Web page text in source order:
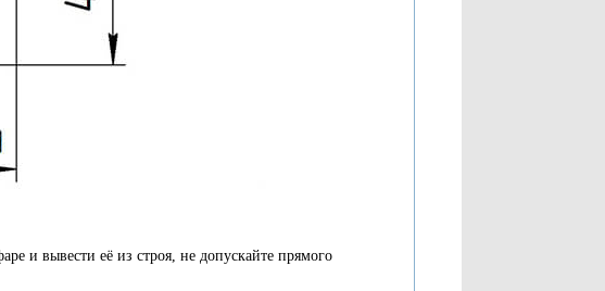
и вывести её из строя, не допускайте прямого